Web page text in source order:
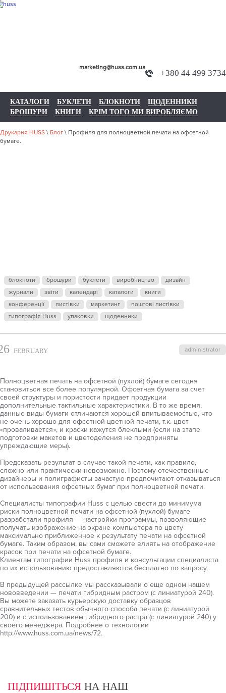
+380 44 499 3734
marketing@huss.com.ua
КАТАЛОГИ БУКЛЕТИ БЛОКНОТИ
ЩОДЕННИКИ
БРОШУРИ
КНИГИ КРІМ ТОГО МИ ВИРОБЛЯЄМО
Друкарня HUSS \ Блог \ Профиля для полноцветной печати на офсетной
бумаге.
ПЕЧАТИ НА
ОФСЕТНОЙ
БУМАГЕ.
блокноти брошури буклети виробництво
дизайн
журнали
звіти календарі каталоги
книги
конференції
листівки маркетинг
поштові листівки
типографія Huss
упаковки щоденники
administrator
FEBRUARY
Полноцветная печать на офсетной (пухлой) бумаге сегодня
становиться все более популярной. Офсетная бумага за счет
своей структуры и пористости придает продукции
дополнительные тактильные характеристики. В то же время,
данные виды бумаги отличаются хорошей впитываемостью, что
не очень хорошо для офсетной цветной печати, т.к. цвет
«проваливается», и краски кажутся блеклыми (если на этапе
подготовки макетов и цветоделения не предприняты
упреждающие меры).
Предсказать результат в случае такой печати, как правило,
сложно или практически невозможно. Поэтому отечественные
дизайнеры и полиграфисты зачастую предпочитают отказываться
от использования офсетных бумаг при полноцветной печати.
Специалисты типографии Huss с целью свести до минимума
риски полноцветной печати на офсетной (пухлой) бумаге
разработали профиля — настройки программы, позволяющие
получать изображение на экране компьютера по цвету
максимально приближенное к результату печати на офсетной
бумаге. Таким образом, вы сами сможете влиять на отображение
красок при печати на офсетной бумаге.
Клиентам типографии Huss профиля и консультации специалиста
по их использованию предоставляются бесплатно по запросу.
В предыдущей рассылке мы рассказывали о еще одном нашем
нововведении — печати гибридным растром (с линиатурой 240).
Вы можете заказать курьерскую доставку образцов
сравнительных тестов обычного способа печати (с линиатурой
200) и с использованием гибридного растра (с линиатурой 240) у
своего менеджера. Подробнее о технологии
http://www.huss.com.ua/news/72.
ПІДПИШІТЬСЯ НА НАШ